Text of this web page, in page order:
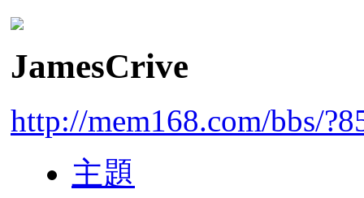
JamesCrive
http://mem168.com/bbs/
主題